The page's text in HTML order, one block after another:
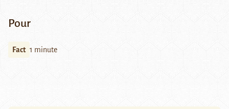
Pour
Fact 1 minute